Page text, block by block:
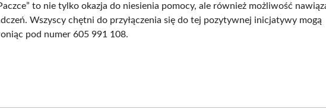
to nie tylko okazja do niesienia pomocy, ale również możliwość
Wszyscy chętni do przyłączenia się do tej pozytywnej inicjatywy mogą
pod numer 605 991 108.